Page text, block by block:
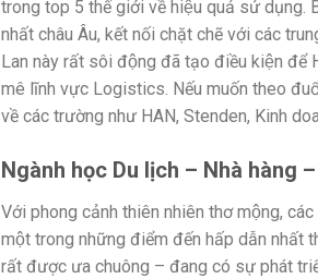
trong top 5 thế giới về hiệu quả sử dụng.
nhất châu Âu, kết nối chặt chẽ với các
Lan này rất sôi động đã tạo điều kiện
mê lĩnh vực Logistics. Nếu muốn theo
về các trường như HAN, Stenden, Kinh
Ngành học Du lịch – Nhà hàng
Với phong cảnh thiên nhiên thơ mộng,
một trong những điểm đến hấp dẫn nhất
rất được ưa chuông – đang có sự phát